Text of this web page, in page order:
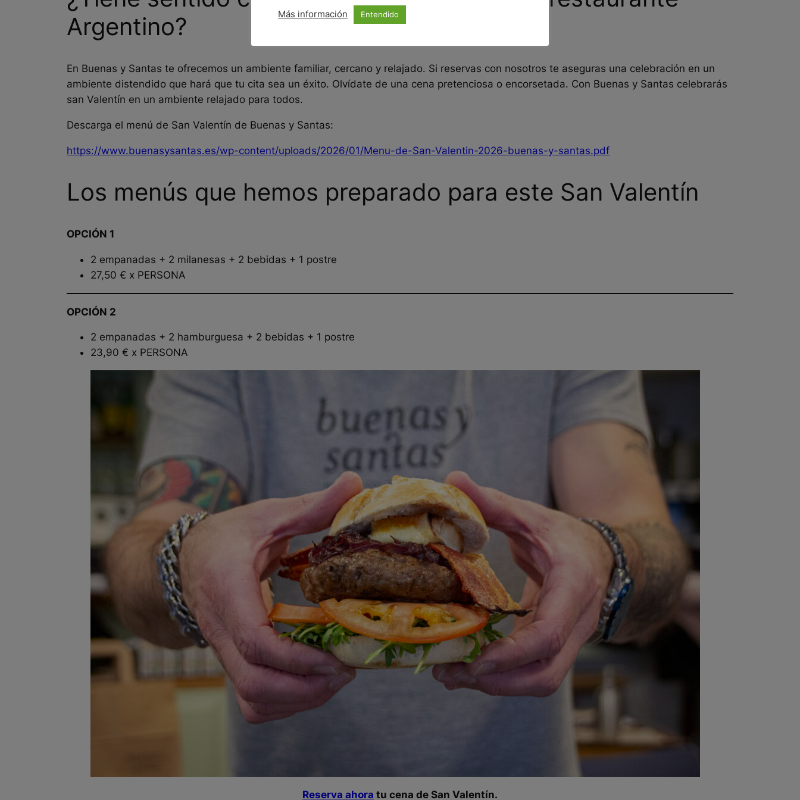
Argentino?
En Buenas y Santas te ofrecemos un ambiente familiar, cercano y relajado. Si reservas con nosotros te aseguras una celebración en un
ambiente distendido que hará que tu cita sea un éxito. Olvídate de una cena pretenciosa o encorsetada. Con Buenas y Santas celebrarás
san Valentín en un ambiente relajado para todos.
Descarga el menú de San Valentín de Buenas y Santas:
https://www.buenasysantas.es/wp-content/uploads/2026/01/Menu-de-San-Valentin-2026-buenas-y-santas.pdf
Los menús que hemos preparado para este San Valentín
OPCIÓN 1
2 empanadas + 2 milanesas + 2 bebidas + 1 postre
27,50 € x PERSONA
OPCIÓN 2
2 empanadas + 2 hamburguesa + 2 bebidas + 1 postre
23,90 € x PERSONA
Reserva ahora tu cena de San Valentín.
Más información Entendido